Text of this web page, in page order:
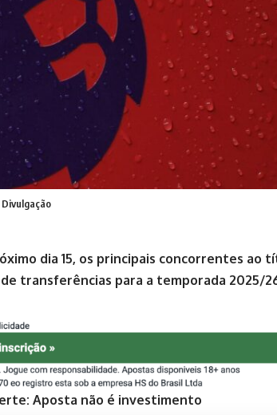
dia 15, os principais concorrentes ao
transferências para a temporada 2025/
Aposta não é investimento